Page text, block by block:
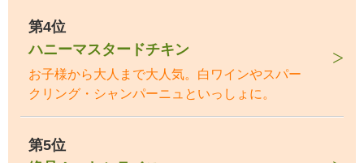
第4位
ハニーマスタードチキン
お子様から大人まで大人気。白ワインやスパー
クリング・シャンパーニュといっしょに。
第5位